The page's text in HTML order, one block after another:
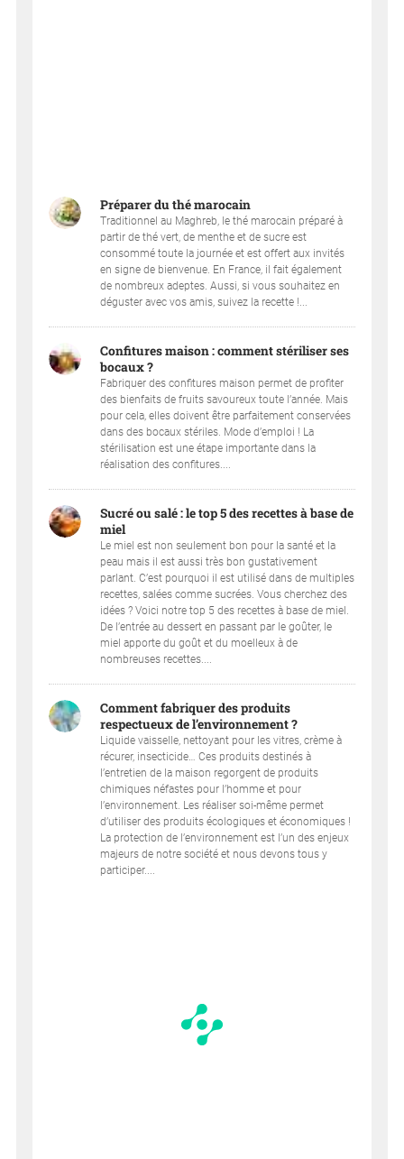
Préparer du thé marocain
Traditionnel au Maghreb, le thé marocain préparé à
partir de thé vert, de menthe et de sucre est
consommé toute la journée et est offert aux invités
en signe de bienvenue. En France, il fait également
de nombreux adeptes. Aussi, si vous souhaitez en
déguster avec vos amis, suivez la recette !...
Confitures maison : comment stériliser ses
bocaux ?
Fabriquer des confitures maison permet de profiter
des bienfaits de fruits savoureux toute l’année. Mais
pour cela, elles doivent être parfaitement conservées
dans des bocaux stériles. Mode d’emploi ! La
stérilisation est une étape importante dans la
réalisation des confitures....
Sucré ou salé : le top 5 des recettes à base de
miel
Le miel est non seulement bon pour la santé et la
peau mais il est aussi très bon gustativement
parlant. C’est pourquoi il est utilisé dans de multiples
recettes, salées comme sucrées. Vous cherchez des
idées ? Voici notre top 5 des recettes à base de miel.
De l’entrée au dessert en passant par le goûter, le
miel apporte du goût et du moelleux à de
nombreuses recettes....
Comment fabriquer des produits
respectueux de l’environnement ?
Liquide vaisselle, nettoyant pour les vitres, crème à
récurer, insecticide… Ces produits destinés à
l’entretien de la maison regorgent de produits
chimiques néfastes pour l’homme et pour
l’environnement. Les réaliser soi-même permet
d’utiliser des produits écologiques et économiques !
La protection de l’environnement est l’un des enjeux
majeurs de notre société et nous devons tous y
participer....